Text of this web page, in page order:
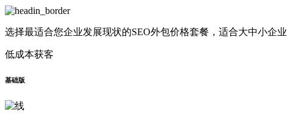
选择最适合您企业发展现状的SEO外包价格套餐，适合大中小企业
低成本获客
基础版